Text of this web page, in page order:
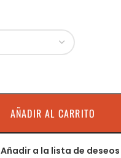
AÑADIR AL CARRITO
Añadir a la lista de deseos